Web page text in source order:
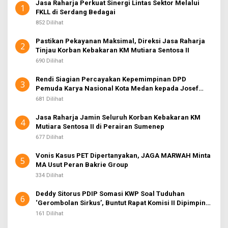
1
Jasa Raharja Perkuat Sinergi Lintas Sektor Melalui
FKLL di Serdang Bedagai
852 Dilihat
2
Pastikan Pekayanan Maksimal, Direksi Jasa Raharja
Tinjau Korban Kebakaran KM Mutiara Sentosa II
690 Dilihat
3
Rendi Siagian Percayakan Kepemimpinan DPD
Pemuda Karya Nasional Kota Medan kepada Josef
Sembiring
681 Dilihat
4
Jasa Raharja Jamin Seluruh Korban Kebakaran KM
Mutiara Sentosa II di Perairan Sumenep
677 Dilihat
5
Vonis Kasus PET Dipertanyakan, JAGA MARWAH Minta
MA Usut Peran Bakrie Group
334 Dilihat
6
Deddy Sitorus PDIP Somasi KWP Soal Tuduhan
‘Gerombolan Sirkus’, Buntut Rapat Komisi II Dipimpin
Sufmi Dasco Ahmad
161 Dilihat